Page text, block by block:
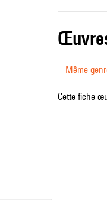
Même
Cette fiche